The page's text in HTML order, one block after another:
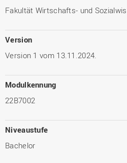
Fakultät Wirtschafts- und
Version
Version 1 vom 13.11.2024.
Modulkennung
22B7002
Niveaustufe
Bachelor